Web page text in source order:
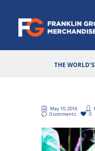
THE
May 10, 2016
0 comments
0